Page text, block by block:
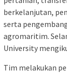
berkelanjutan,
serta
agromaritim.
University
Tim melakukan